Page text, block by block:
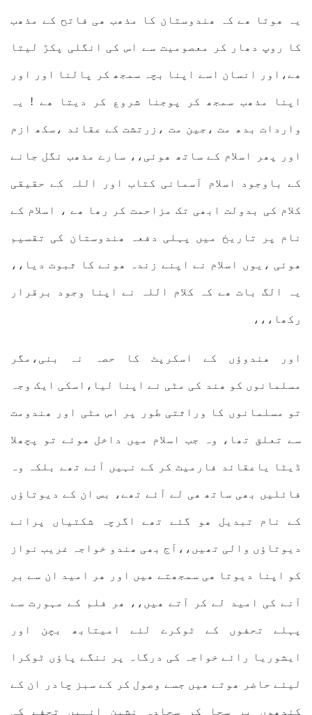
یہ ھوتا ھے کہ ھندوستان کا مذھب ھی فاتح کے مذھب
کا روپ دھار کر معصومیت سے اس کی انگلی پکڑ لیتا
ھے،اور انسان اسے اپنا بچہ سمجھ کر پالنا اور اور
اپنا مذھب سمجھ کر پوجنا شروع کر دیتا ھے ! یہ
واردات بدھ مت ،جین مت ،زرتشت کے عقائد ،سکھ ازم
اور پھر اسلام کے ساتھ ھوئی،، سارے مذھب نگل جانے
کے باوجود اسلام آسمانی کتاب اور اللہ کے حقیقی
کلام کی بدولت ابھی تک مزاحمت کر رھا ھے ، اسلام کے
نام پر تاریخ میں پہلی دفعہ ھندوستان کی تقسیم
ھوئی ،یوں اسلام نے اپنے زندہ ھونے کا ثبوت دیا،،
یہ الگ بات ھے کہ کلام اللہ نے اپنا وجود برقرار
رکھا،،،
اور ھندوؤں کے اسکرپٹ کا حصہ نہ بنی،مگر
مسلمانوں کو ھند کی مٹی نے اپنا لیا،اسکی ایک وجہ
تو مسلمانوں کا وراثتی طور پر اس مٹی اور ھندومت
سے تعلق تھا، وہ جب اسلام میں داخل ھوئے تو پچھلا
ڈیٹا یاعقائد فارمیٹ کر کے نہیں آئے تھے بلکہ وہ
فائلیں بھی ساتھ ھی لے آئے تھے، بس ان کے دیوتاؤں
کے نام تبدیل ھو گئے تھے اگرچہ شکتیاں پرانے
دیوتاؤں والی تھیں،،آج بھی ھندو خواجہ غریب نواز
کو اپنا دیوتا ھی سمجھتے ھیں اور ھر امید ان سے بر
آنے کی امید لے کر آتے ھیں،، ھر فلم کے مہورت سے
پہلے تحفوں کے ٹوکرے لئے امیتابھ بچن اور
ایشوریا رائے خواجہ کی درگاہ پر ننگے پاؤں ٹوکرا
لیئے حاضر ھوتے ھیں جسے وصول کر کے سبز چادر ان کے
کندھوں پر سجا کر سجادہ نشین انہیں تحفے کی